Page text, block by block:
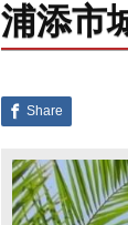
浦添市
Share